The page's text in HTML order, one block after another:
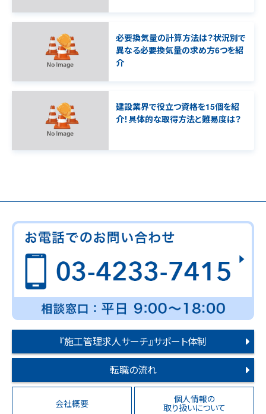
必要換気量の計算方法は？状況別で
異なる必要換気量の求め方6つを紹
介
建設業界で役立つ資格を15個を紹
介！具体的な取得方法と難易度は？
『施工管理求人サーチ』サポート体制
転職の流れ
会社概要 個人情報の
取り扱いについて